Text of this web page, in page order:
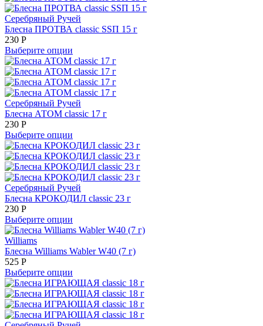
Серебряный Ручей
Блесна ПРОТВА classic SSП 15 г
230 Р
Выберите опции
Серебряный Ручей
Блесна АТОМ classic 17 г
230 Р
Выберите опции
Серебряный Ручей
Блесна КРОКОДИЛ classic 23 г
230 Р
Выберите опции
Williams
Блесна Williams Wabler W40 (7 г)
525 Р
Выберите опции